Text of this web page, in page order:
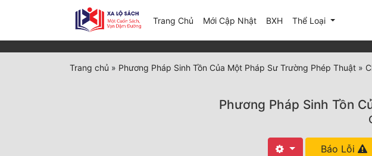
Trang Chủ Mới Cập Nhật(current)
BXH Thể Loại
Trang chủ » Phương Pháp Sinh Tồn Của Một Pháp Sư Trường Phép Thuật »
Phương Pháp Sinh Tồn
Báo Lỗi